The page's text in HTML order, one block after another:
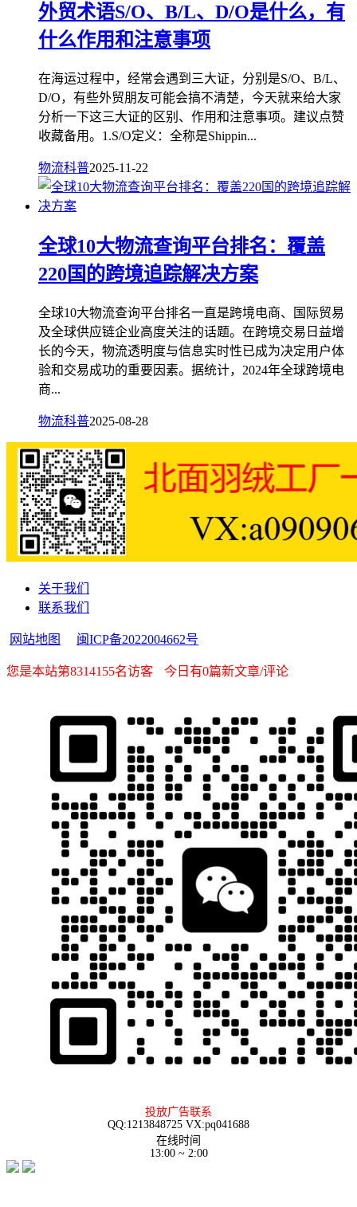
外贸术语S/O、B/L、D/O是什么，有
什么作用和注意事项
在海运过程中，经常会遇到三大证，分别是S/O、B/L、
D/O，有些外贸朋友可能会搞不清楚，今天就来给大家
分析一下这三大证的区别、作用和注意事项。建议点赞
收藏备用。1.S/O定义：全称是Shippin...
物流科普2025-11-22
全球10大物流查询平台排名：覆盖
220国的跨境追踪解决方案
全球10大物流查询平台排名一直是跨境电商、国际贸易
及全球供应链企业高度关注的话题。在跨境交易日益增
长的今天，物流透明度与信息实时性已成为决定用户体
验和交易成功的重要因素。据统计，2024年全球跨境电
商...
物流科普2025-08-28
关于我们
联系我们
网站地图 闽ICP备2022004662号
您是本站第8314155名访客 今日有0篇新文章/评论
投放广告联系
QQ:1213848725 VX:pq041688
在线时间
13:00 ~ 2:00